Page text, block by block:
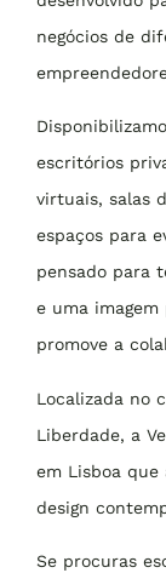
negócios de
escritórios
virtuais, salas
espaços para
pensado para
e uma
promove a
Localizada no
Liberdade, a
em Lisboa que
design
Se procuras